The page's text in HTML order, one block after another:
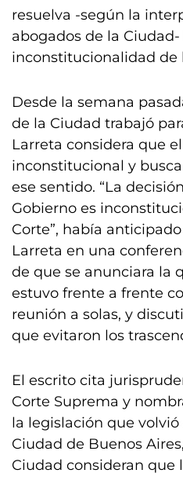
resuelva -según la
abogados de la Ciudad-
inconstitucionalidad de
Desde la semana
de la Ciudad trabajó
Larreta considera que
inconstitucional y
ese sentido. “La
Gobierno es
Corte”, había
Larreta en una
de que se anunciara la
estuvo frente a frente
reunión a solas, y
que evitaron los
El escrito cita
Corte Suprema y
la legislación que
Ciudad de Buenos
Ciudad consideran que